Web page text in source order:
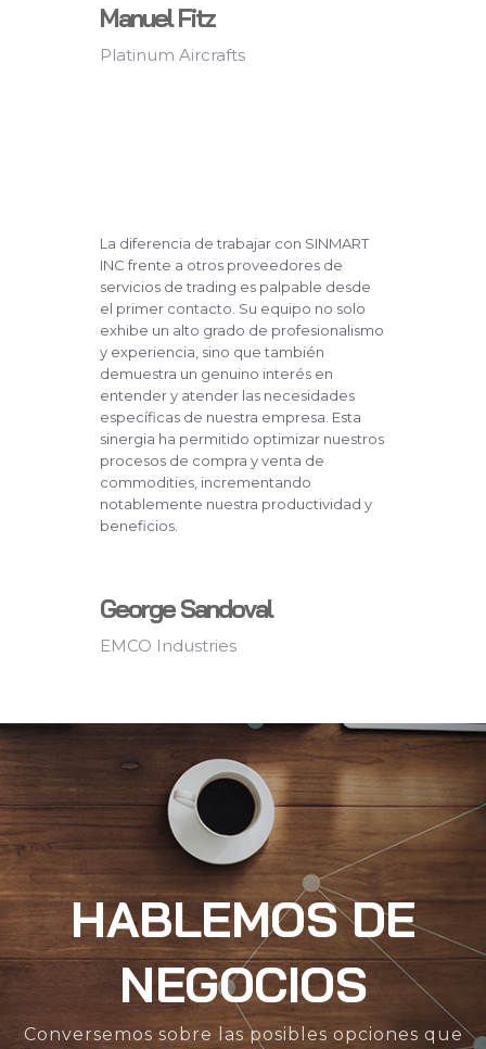
Manuel Fitz
Platinum Aircrafts
La diferencia de trabajar con SINMART
INC frente a otros proveedores de
servicios de trading es palpable desde
el primer contacto. Su equipo no solo
exhibe un alto grado de profesionalismo
y experiencia, sino que también
demuestra un genuino interés en
entender y atender las necesidades
específicas de nuestra empresa. Esta
sinergia ha permitido optimizar nuestros
procesos de compra y venta de
commodities, incrementando
notablemente nuestra productividad y
beneficios.
George Sandoval
EMCO Industries
HABLEMOS DE
NEGOCIOS
Conversemos sobre las posibles opciones que